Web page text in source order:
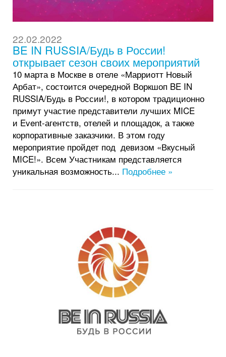
22.02.2022
BE IN RUSSIA/Будь в России!
открывает сезон своих мероприятий
10 марта в Москве в отеле «Марриотт Новый
Арбат», состоится очередной Воркшоп BE IN
RUSSIA/Будь в России!, в котором традиционно
примут участие представители лучших MICE
и Event-агентств, отелей и площадок, а также
корпоративные заказчики. В этом году
мероприятие пройдет под девизом «Вкусный
MICE!». Всем Участникам представляется
уникальная возможность... Подробнее »